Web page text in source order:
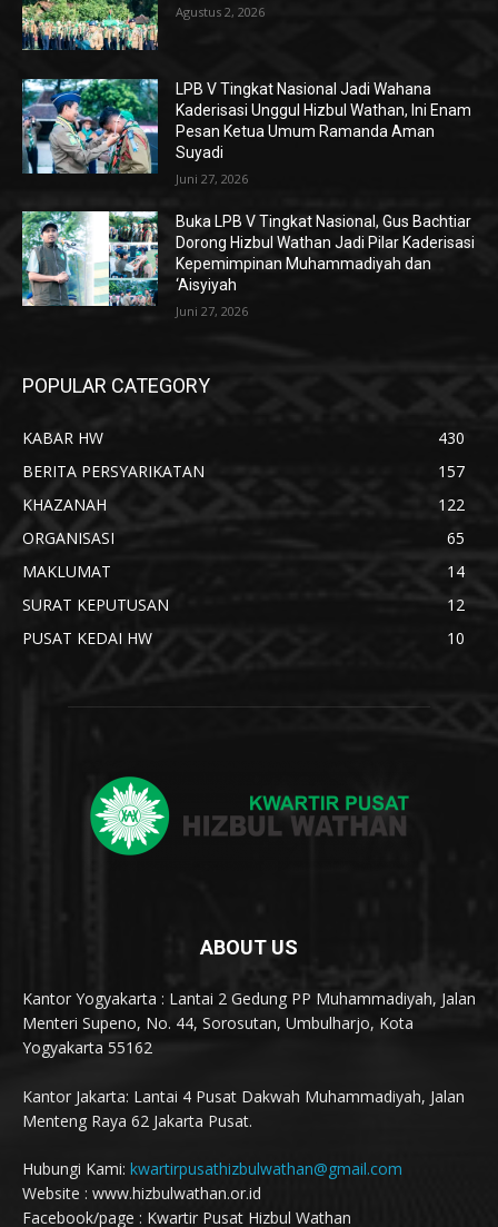
Agustus 2, 2026
LPB V Tingkat Nasional Jadi Wahana
Kaderisasi Unggul Hizbul Wathan, Ini Enam
Pesan Ketua Umum Ramanda Aman
Suyadi
Juni 27, 2026
Buka LPB V Tingkat Nasional, Gus Bachtiar
Dorong Hizbul Wathan Jadi Pilar Kaderisasi
Kepemimpinan Muhammadiyah dan
‘Aisyiyah
Juni 27, 2026
POPULAR CATEGORY
KABAR HW
430
BERITA PERSYARIKATAN
157
KHAZANAH
122
ORGANISASI
65
MAKLUMAT
14
SURAT KEPUTUSAN
12
PUSAT KEDAI HW
10
ABOUT US
Kantor Yogyakarta : Lantai 2 Gedung PP Muhammadiyah, Jalan
Menteri Supeno, No. 44, Sorosutan, Umbulharjo, Kota
Yogyakarta 55162
Kantor Jakarta: Lantai 4 Pusat Dakwah Muhammadiyah, Jalan
Menteng Raya 62 Jakarta Pusat.
Hubungi Kami: kwartirpusathizbulwathan@gmail.com
Website : www.hizbulwathan.or.id
Facebook/page : Kwartir Pusat Hizbul Wathan